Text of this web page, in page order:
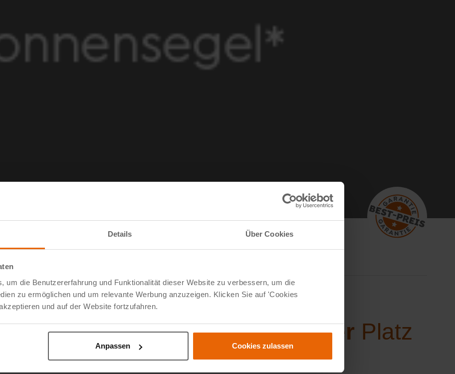
Details Über Cookies
um die Benutzererfahrung und Funktionalität dieser Website zu verbessern, um die
zu ermöglichen und um relevante Werbung anzuzeigen. Klicken Sie auf 'Cookies
und auf der Website fortzufahren.
Anpassen Cookies zulassen
, Ihrschönster Platz